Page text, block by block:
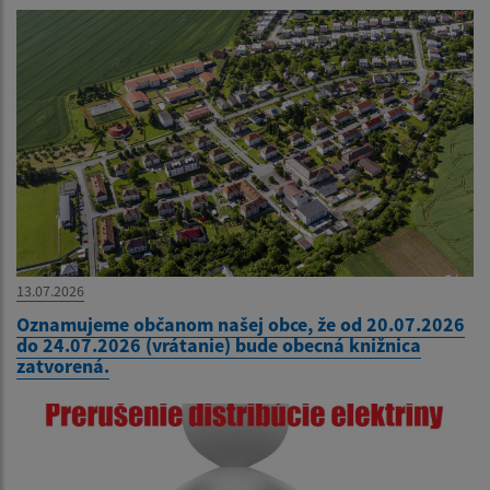
13.07.2026
Oznamujeme občanom našej obce, že od 20.07.2026
do 24.07.2026 (vrátanie) bude obecná knižnica
zatvorená.